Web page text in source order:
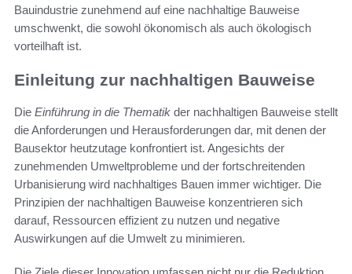
Bauindustrie zunehmend auf eine nachhaltige Bauweise
umschwenkt, die sowohl ökonomisch als auch ökologisch
vorteilhaft ist.
Einleitung zur nachhaltigen Bauweise
Die Einführung in die Thematik der nachhaltigen Bauweise stellt
die Anforderungen und Herausforderungen dar, mit denen der
Bausektor heutzutage konfrontiert ist. Angesichts der
zunehmenden Umweltprobleme und der fortschreitenden
Urbanisierung wird nachhaltiges Bauen immer wichtiger. Die
Prinzipien der nachhaltigen Bauweise konzentrieren sich
darauf, Ressourcen effizient zu nutzen und negative
Auswirkungen auf die Umwelt zu minimieren.